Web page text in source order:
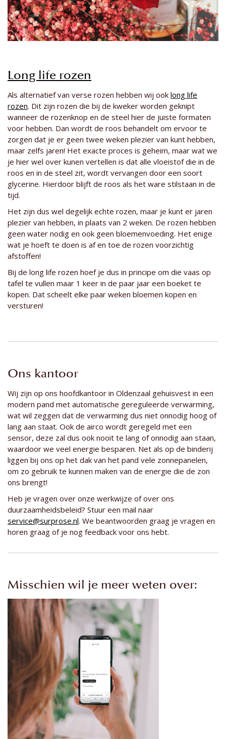
Long life rozen
Als alternatief van verse rozen hebben wij ook long life
rozen. Dit zijn rozen die bij de kweker worden geknipt
wanneer de rozenknop en de steel hier de juiste formaten
voor hebben. Dan wordt de roos behandelt om ervoor te
zorgen dat je er geen twee weken plezier van kunt hebben,
maar zelfs jaren! Het exacte proces is geheim, maar wat we
je hier wel over kunen vertellen is dat alle vloeistof die in de
roos en in de steel zit, wordt vervangen door een soort
glycerine. Hierdoor blijft de roos als het ware stilstaan in de
tijd.
Het zijn dus wel degelijk echte rozen, maar je kunt er jaren
plezier van hebben, in plaats van 2 weken. De rozen hebben
geen water nodig en ook geen bloemenvoeding. Het enige
wat je hoeft te doen is af en toe de rozen voorzichtig
afstoffen!
Bij de long life rozen hoef je dus in principe om die vaas op
tafel te vullen maar 1 keer in de paar jaar een boeket te
kopen. Dat scheelt elke paar weken bloemen kopen en
versturen!
Ons kantoor
Wij zijn op ons hoofdkantoor in Oldenzaal gehuisvest in een
modern pand met automatische gereguleerde verwarming,
wat wil zeggen dat de verwarming dus niet onnodig hoog of
lang aan staat. Ook de airco wordt geregeld met een
sensor, deze zal dus ook nooit te lang of onnodig aan staan,
waardoor we veel energie besparen. Net als op de binderij
liggen bij ons op het dak van het pand vele zonnepanelen,
om zo gebruik te kunnen maken van de energie die de zon
ons brengt!
Heb je vragen over onze werkwijze of over ons
duurzaamheidsbeleid? Stuur een mail naar
service@surprose.nl. We beantwoorden graag je vragen en
horen graag of je nog feedback voor ons hebt.
Misschien wil je meer weten over: